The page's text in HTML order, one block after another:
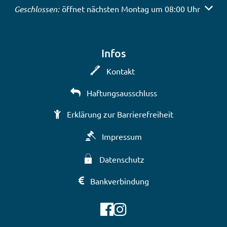
Klicken, um weitere Öffnungs- oder Schließzeiten
Geschlossen: öffnet nächsten Montag um 08:00 Uhr
Infos
Kontakt
Haftungsausschluss
Erklärung zur Barrierefreiheit
Impressum
Datenschutz
Bankverbindung